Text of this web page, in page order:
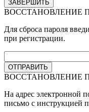
ВОССТАНОВЛЕНИЕ
Для сброса пароля
при регистрации.
ВОССТАНОВЛЕНИЕ
На адрес электронной
письмо с инструкцией